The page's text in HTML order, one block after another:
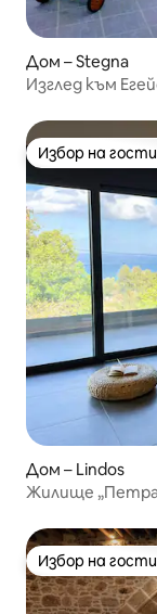
Дом – Stegna
Изглед към
Избор на
Избор на
Дом – Lindos
Жилище
Избор на
Избор на